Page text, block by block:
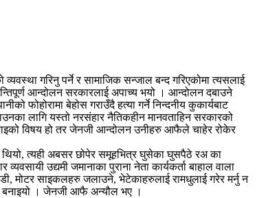
गरिनु पर्ने र सामाजिक सन्जाल बन्द गरिएकोमा त्यसलाई
आन्दोलन सरकारलाई अपाच्य भयो । आन्दोलन दबाउने
फोहोरामा बेहोस गराउँदै हत्या गर्ने निन्दनीय कुकार्यबाट
लागि यस्तो नरसंहार नैतिकहीन मानवताहिन सरकारको
विषय हो तर जेनजी आन्दोलन उनीहरु आफैले चाहेर रोकेर
त्यही अबसर छोपेर समूहभित्र घुसेका घुसपैठे रअ का
उद्यमी जमानाका पुराना नेता कार्यकर्ता बाहाल वाला
मोटर साइकलहरु जलाउने, भेटेकाहरुलाई रामधुलाई गरेर मर्नु न
बनाइयो । जेनजी आफै अन्यौल भए ।